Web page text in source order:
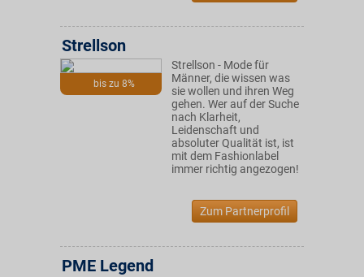
bis zu 8%
Strellson
Strellson - Mode für
Männer, die wissen was
sie wollen und ihren Weg
gehen. Wer auf der Suche
nach Klarheit,
Leidenschaft und
absoluter Qualität ist, ist
mit dem Fashionlabel
immer richtig angezogen!
Zum Partnerprofil
PME Legend